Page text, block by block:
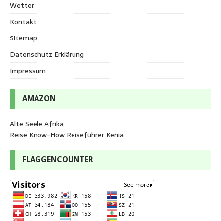
Wetter
Kontakt
Sitemap
Datenschutz Erklärung
Impressum
AMAZON
Alte Seele Afrika
Reise Know-How Reiseführer Kenia
FLAGGENCOUNTER